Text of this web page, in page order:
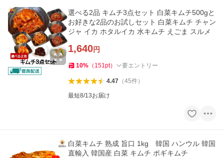
選べる2品 キムチ3点セット 白菜キムチ500gと
お好きな2品のお試しセット 白菜キムチ チャン
ジャ イカ ホタルイカ 水キムチ えごま スルメ
1,640円
10% （ 151pt） 要エントリー
4.47（45件）
最短8/13お届け
白菜キムチ 熟成 旨口 1kg 韓国 ハンウル 韓国
直輸入 韓国産 白菜 キムチ ポギキムチ